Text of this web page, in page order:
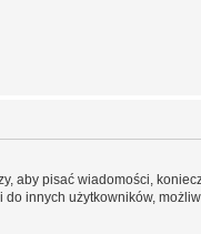
aby pisać wiadomości,
do innych użytkowników,